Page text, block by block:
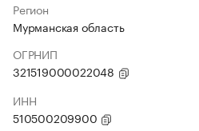
Регион
Мурманская область
ОГРНИП
321519000022048
ИНН
510500209900